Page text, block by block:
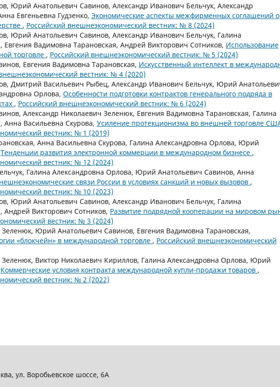
Юрий Анатольевич Савинов, Александр Иванович Бельчук, Александр
Евгеньевна Гудзенко, Экономические аспекты межфирменных соглашений о
, Российский внешнеэкономический вестник: № 8 (2024)
Юрий Анатольевич Савинов, Александр Иванович Бельчук, Галина
Евгения Вадимовна Тарановская, Андрей Викторович Сотников, Использование
торговле , Российский внешнеэкономический вестник: № 5 (2024)
Евгения Вадимовна Тарановская, Искусственный интеллект в
вестник: № 4 (2020)
Дмитрий Васильевич Рыбец, Александр Иванович Бельчук, Юрий
Орлова, Особенности подготовки контрактов генерального подряда в
, Российский внешнеэкономический вестник: № 6 (2024)
Александр Николаевич Зеленюк, Евгения Вадимовна Тарановская, Галина
Анна Васильевна Скурова, Усиление протекционизма во внешней торговле
вестник: № 1 (2019)
Анна Васильевна Скурова, Галина Александровна Орлова, Юрий
Тенденции развития электронной коммерции в международном бизнесе ,
вестник: № 12 (2024)
Галина Александровна Орлова, Юрий Анатольевич Савинов, Анна
связи России в условиях санкций и новых вызовов ,
вестник: № 10 (2023)
Юрий Анатольевич Савинов, Александр Иванович Бельчук, Галина
Андрей Викторович Сотников, Развитие подрядной кооперации на мировом
вестник: № 3 (2024)
Юрий Анатольевич Савинов, Евгения Вадимовна Тарановская,
«блокчейн» в международной торговле , Российский внешнеэкономический
Зеленюк, Виктор Николаевич Кириллов, Галина Александровна Орлова, Юрий
Коммерческие условия контракта международной купли-продажи товаров ,
вестник: № 2 (2022)
ул. Воробьевское шоссе, 6А